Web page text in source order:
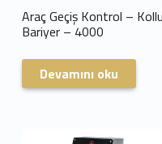
T
a
k
Araç Geçiş Kontrol – Kollu
Bariyer – 4000
Devamını oku